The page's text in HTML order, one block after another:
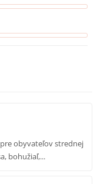
obyvateľov strednej
bohužiaľ,...